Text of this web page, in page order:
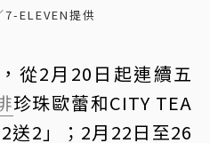
ELEVEN提供
從2月20日起連續五
珍珠歐蕾和CITY TEA
送2」；2月22日至26